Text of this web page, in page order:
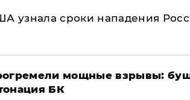
узнала сроки нападения
мощные взрывы:
БК